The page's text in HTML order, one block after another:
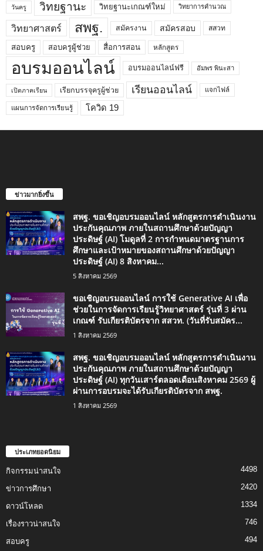
วันครู วิทยฐานะ วิทยฐานะเกณฑ์ใหม่ วิทยาการคำนวณ
วิทยาศาสตร์ สพฐ. สมัครงาน สมัครสอบ สสวท
สอบครู สอบครูผู้ช่วย สื่อการสอน หลักสูตร
อบรมออนไลน์ อบรมออนไลน์ฟรี อัมพร พินะสา
เปิดภาคเรียน เรียกบรรจุครูผู้ช่วย เรียนออนไลน์ แจกไฟล์
แผนการจัดการเรียนรู้ โควิด 19
ข่าวมากยิ่งขึ้น
สพฐ. ขอเชิญอบรมออนไลน์ หลักสูตรการดำเนินงาน
ประกันคุณภาพ ภายในสถานศึกษาด้วยปัญญา
ประดิษฐ์ (AI) โมดูลที่ 2 การกำหนดมาตรฐานการ
ศึกษาและเป้าหมายของสถานศึกษาด้วยปัญญา
ประดิษฐ์ (AI) 8 สิงหาคม...
5 สิงหาคม 2569
ขอเชิญอบรมออนไลน์ การใช้ Generative AI เพื่อ
ช่วยในการจัดการเรียนรู้วิทยาศาสตร์ รุ่นที่ 3 ผ่าน
เกณฑ์ รับเกียรติบัตรจาก สสวท. (วันที่รับสมัคร...
1 สิงหาคม 2569
สพฐ. ขอเชิญอบรมออนไลน์ หลักสูตรการดำเนินงาน
ประกันคุณภาพ ภายในสถานศึกษาด้วยปัญญา
ประดิษฐ์ (AI) ทุกวันเสาร์ตลอดเดือนสิงหาคม 2569 ผู้
ผ่านการอบรมจะได้รับเกียรติบัตรจาก สพฐ.
1 สิงหาคม 2569
ประเภทยอดนิยม
กิจกรรมน่าสนใจ 4498
ข่าวการศึกษา 2420
ดาวน์โหลด 1334
เรื่องราวน่าสนใจ 746
สอบครู 494